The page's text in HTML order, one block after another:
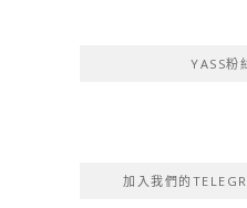
YASS粉
加入我們的